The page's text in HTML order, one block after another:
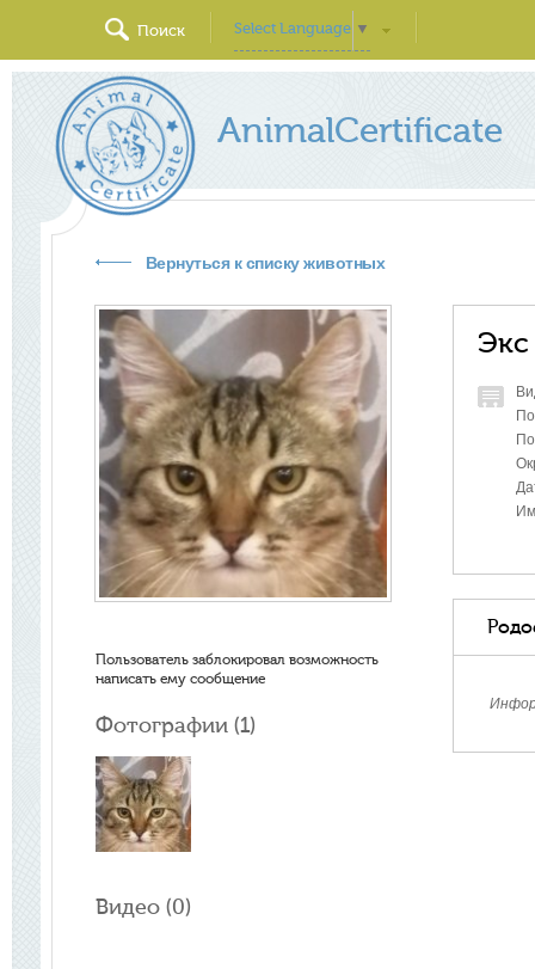
Поиск Select Language ▼
AnimalCertificate
Вернуться к списку животных
Пользователь заблокировал возможность
написать ему сообщение
Фотографии (1)
Видео (0)
Экс